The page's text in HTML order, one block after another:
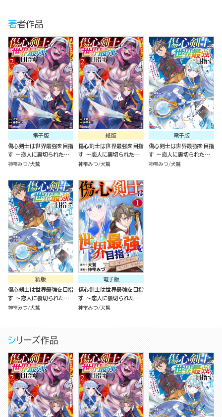
著者作品
電子版
傷心剣士は世界最強を目指
す ～恋人に裏切られた男
は竜の力を手に入れ頂へと
神雫みつ 犬鷲
紙版
傷心剣士は世界最強を目指
す ～恋人に裏切られた男
は竜の力を手に入れ頂へと
神雫みつ 犬鷲
電子版
傷心剣士は世界最強を目指
す ～恋人に裏切られた男
は竜の力を手に入れ頂へと
神雫みつ 犬鷲
紙版
傷心剣士は世界最強を目指
す ～恋人に裏切られた男
は竜の力を手に入れ頂へと
神雫みつ 犬鷲
電子版
傷心剣士は世界最強を目指
す ～恋人に裏切られた男
は竜の力を手に入れ頂へと
神雫みつ 犬鷲
シリーズ作品